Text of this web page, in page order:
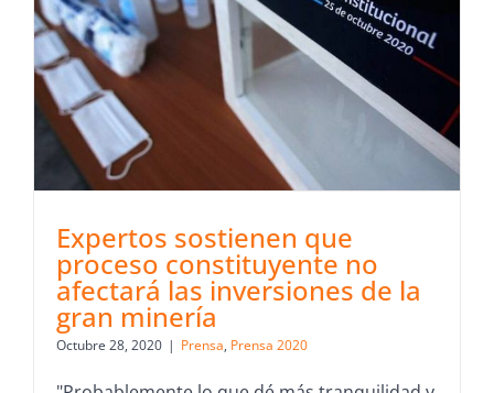
Expertos sostienen que
proceso constituyente no
afectará las inversiones de la
gran minería
Octubre 28, 2020 | Prensa, Prensa 2020